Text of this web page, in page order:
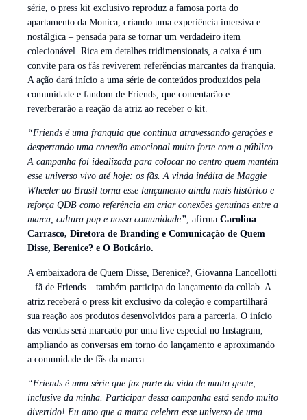
série, o press kit exclusivo reproduz a famosa porta do
apartamento da Monica, criando uma experiência imersiva e
nostálgica – pensada para se tornar um verdadeiro item
colecionável. Rica em detalhes tridimensionais, a caixa é um
convite para os fãs reviverem referências marcantes da franquia.
A ação dará início a uma série de conteúdos produzidos pela
comunidade e fandom de Friends, que comentarão e
reverberarão a reação da atriz ao receber o kit.
“Friends é uma franquia que continua atravessando gerações e
despertando uma conexão emocional muito forte com o público.
A campanha foi idealizada para colocar no centro quem mantém
esse universo vivo até hoje: os fãs. A vinda inédita de Maggie
Wheeler ao Brasil torna esse lançamento ainda mais histórico e
reforça QDB como referência em criar conexões genuínas entre a
marca, cultura pop e nossa comunidade”, afirma Carolina
Carrasco, Diretora de Branding e Comunicação de Quem
Disse, Berenice? e O Boticário.
A embaixadora de Quem Disse, Berenice?, Giovanna Lancellotti
– fã de Friends – também participa do lançamento da collab. A
atriz receberá o press kit exclusivo da coleção e compartilhará
sua reação aos produtos desenvolvidos para a parceria. O início
das vendas será marcado por uma live especial no Instagram,
ampliando as conversas em torno do lançamento e aproximando
a comunidade de fãs da marca.
“Friends é uma série que faz parte da vida de muita gente,
inclusive da minha. Participar dessa campanha está sendo muito
divertido! Eu amo que a marca celebra esse universo de uma